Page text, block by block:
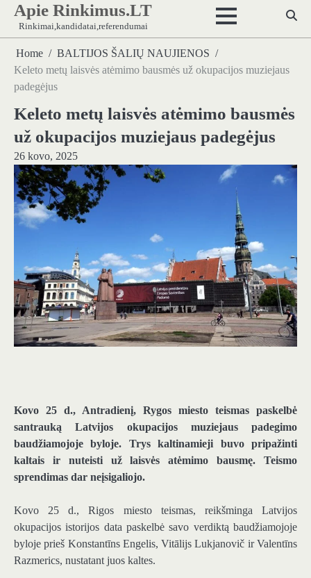
Skip
content
Apie Rinkimus.LT
Rinkimai,kandidatai,referendumai
Home
BALTIJOS ŠALIŲ NAUJIENOS
Keleto metų laisvės atėmimo bausmės už okupacijos muziejaus
padegėjus
Keleto metų laisvės atėmimo bausmės
už okupacijos muziejaus padegėjus
26 kovo, 2025
Kovo 25 d., Antradienį, Rygos miesto teismas paskelbė
santrauką Latvijos okupacijos muziejaus padegimo
baudžiamojoje byloje. Trys kaltinamieji buvo pripažinti
kaltais ir nuteisti už laisvės atėmimo bausmę. Teismo
sprendimas dar neįsigaliojo.
Kovo 25 d., Rigos miesto teismas, reikšminga Latvijos
okupacijos istorijos data paskelbė savo verdiktą baudžiamojoje
byloje prieš Konstantīns Engelis, Vitālijs Lukjanovič ir Valentīns
Razmerics, nustatant juos kaltes.